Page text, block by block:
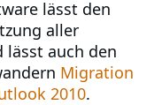
lässt den
aller
lässt auch den
Migration
2010.